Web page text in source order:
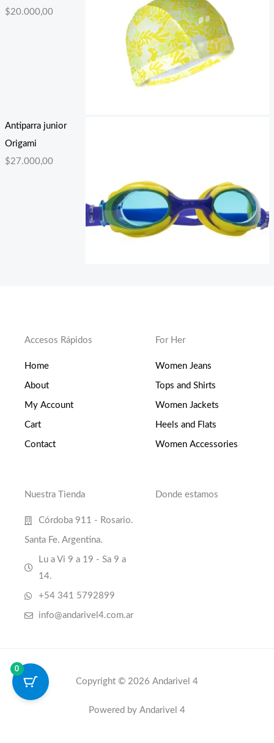
$20.000,00
Antiparra junior
Origami
$27.000,00
Accesos Rápidos
Home
About
My Account
Cart
Contact
For Her
Women Jeans
Tops and Shirts
Women Jackets
Heels and Flats
Women Accessories
Nuestra Tienda
Córdoba 911 - Rosario.
Santa Fe. Argentina.
Lu a Vi 9 a 19 - Sa 9 a
14.
+54 341 5792899
info@andarivel4.com.ar
Donde estamos
Copyright © 2026 Andarivel 4
Powered by Andarivel 4
0